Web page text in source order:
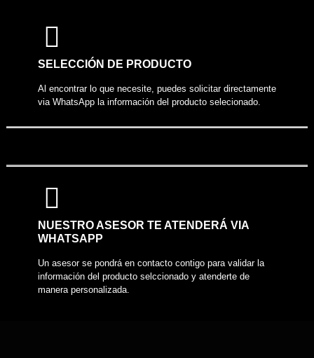
COMPARTIR PRODUCTO
SELECCIÓN DE PRODUCTO
Al encontrar lo que necesite, puedes solicitar directamente
via WhatsApp la información del producto selecionado.
NUESTRO ASESOR TE ATENDERÁ VIA
WHATSAPP
Un asesor se pondrá en contacto contigo para validar la
información del producto selccionado y atenderte de
manera personalizada.